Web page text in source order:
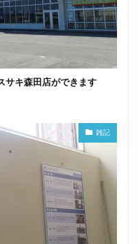
サキ森田店ができます
雑記